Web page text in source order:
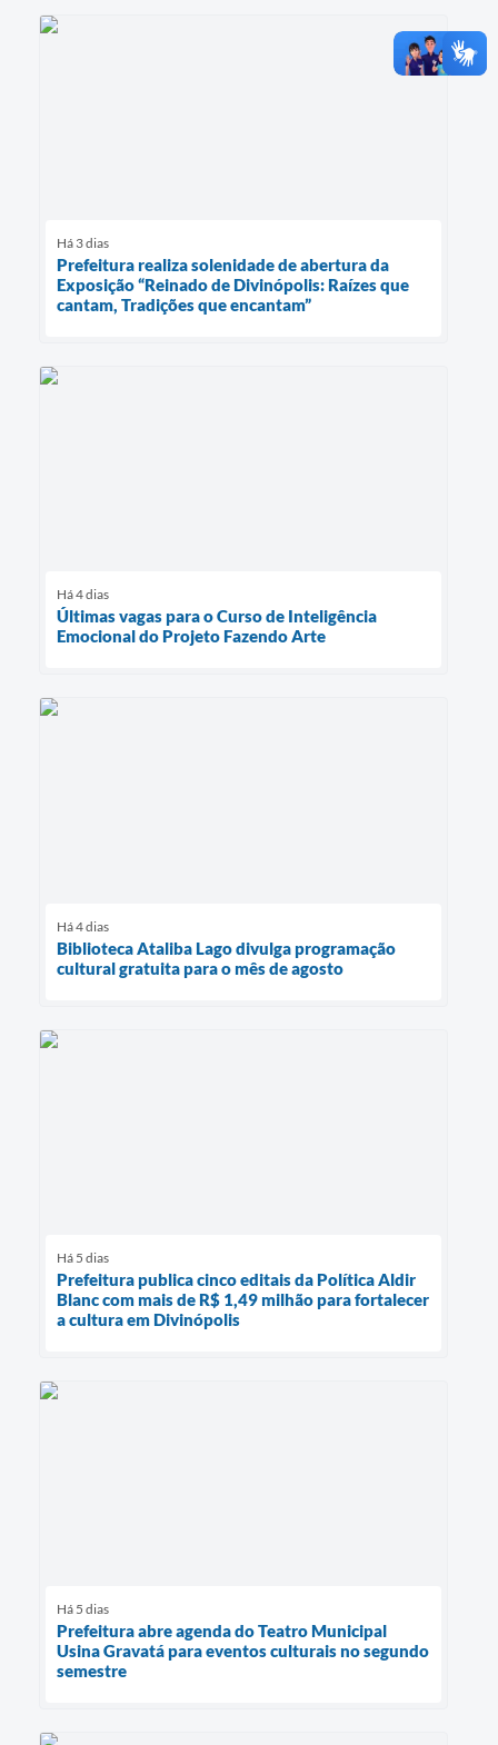
Há 3 dias
Prefeitura realiza solenidade de abertura da
Exposição “Reinado de Divinópolis: Raízes que
cantam, Tradições que encantam”
Há 4 dias
Últimas vagas para o Curso de Inteligência
Emocional do Projeto Fazendo Arte
Há 4 dias
Biblioteca Ataliba Lago divulga programação
cultural gratuita para o mês de agosto
Há 5 dias
Prefeitura publica cinco editais da Política Aldir
Blanc com mais de R$ 1,49 milhão para fortalecer
a cultura em Divinópolis
Há 5 dias
Prefeitura abre agenda do Teatro Municipal
Usina Gravatá para eventos culturais no segundo
semestre